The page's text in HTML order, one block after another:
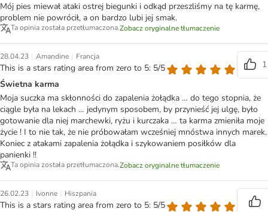
Mój pies miewał ataki ostrej biegunki i odkąd przeszliśmy na tę karmę,
problem nie powrócił, a on bardzo lubi jej smak.
Ta opinia została przetłumaczona.Zobacz oryginalne tłumaczenie
28.04.23 | Amandine | Francja
This is a stars rating area from zero to 5: 5/5
1
Świetna karma
Moja suczka ma skłonności do zapalenia żołądka … do tego stopnia, że
ciągle była na lekach … jedynym sposobem, by przynieść jej ulgę, było
gotowanie dla niej marchewki, ryżu i kurczaka … ta karma zmieniła moje
życie ! I to nie tak, że nie próbowałam wcześniej mnóstwa innych marek.
Koniec z atakami zapalenia żołądka i szykowaniem posiłków dla
panienki !!
Ta opinia została przetłumaczona.Zobacz oryginalne tłumaczenie
26.02.23 | Ivonne | Hiszpania
This is a stars rating area from zero to 5: 5/5